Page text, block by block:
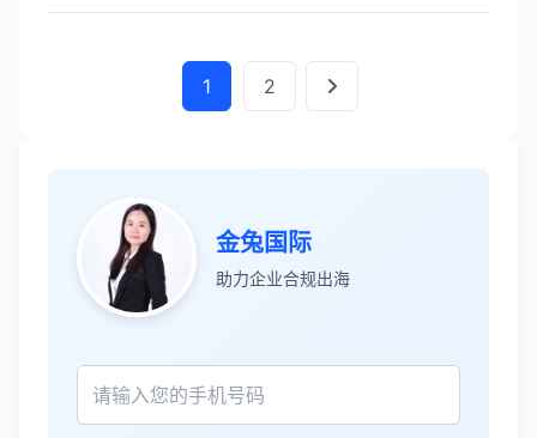
1 2
金兔国际
助力企业合规出海
张先生
服务专业高效，一周就完成了泰国公司注
James Wilson
金兔国际帮我们完成了泰国建厂的所有法